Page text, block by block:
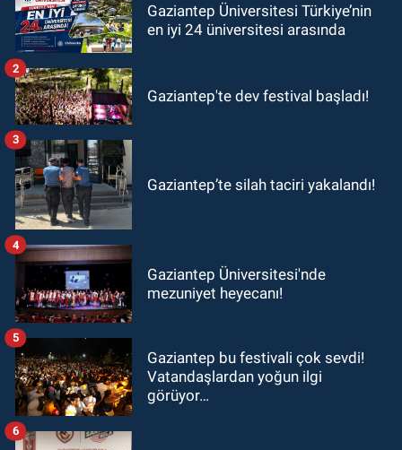
Gaziantep Üniversitesi Türkiye’nin
en iyi 24 üniversitesi arasında
Gaziantep'te dev festival başladı!
2
Gaziantep’te silah taciri yakalandı!
3
Gaziantep Üniversitesi'nde
mezuniyet heyecanı!
4
Gaziantep bu festivali çok sevdi!
Vatandaşlardan yoğun ilgi
görüyor…
5
6